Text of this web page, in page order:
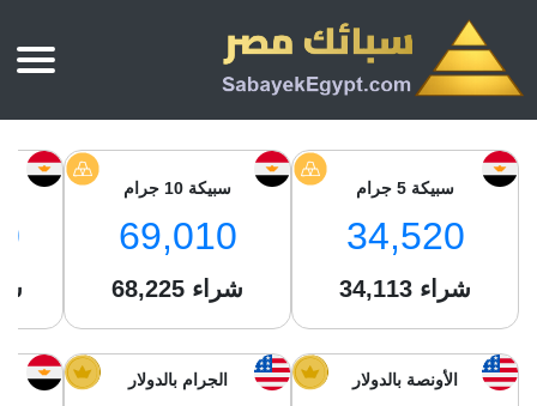
أسعار الذهب
سعر الذهب عيار 24
سعر جنيه الذهب
سبائك الذهب
بي تي سي
سام
أسعار الفضة اليوم
سبائك الفضة
بي تي سي
جونير
من نحن
سبيكة 5 جرام
34,520
34,113 شراء
سبيكة 10 جرام
69,010
68,225 شراء
الأونصة بالدولار الجرام بالدولار